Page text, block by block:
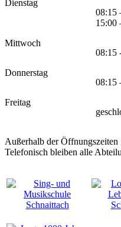
Dienstag
08:15
15:00
Mittwoch
08:15
Donnerstag
08:15
Freitag
Außerhalb der
Telefonisch bleiben alle